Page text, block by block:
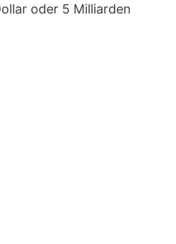
oder 5 Milliarden